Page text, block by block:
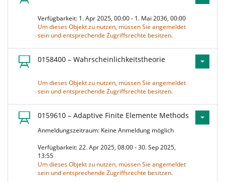
Verfügbarkeit: 1. Apr 2025, 00:00 - 1. Mai 2036, 00:00
Um dieses Objekt zu nutzen, müssen Sie angemeldet
sein und entsprechende Zugriffsrechte besitzen.
0158400 – Wahrscheinlichkeitstheorie
Um dieses Objekt zu nutzen, müssen Sie angemeldet
sein und entsprechende Zugriffsrechte besitzen.
0159610 – Adaptive Finite Elemente Methods
Anmeldungszeitraum: Keine Anmeldung möglich
Verfügbarkeit: 22. Apr 2025, 08:00 - 30. Sep 2025,
13:55
Um dieses Objekt zu nutzen, müssen Sie angemeldet
sein und entsprechende Zugriffsrechte besitzen.